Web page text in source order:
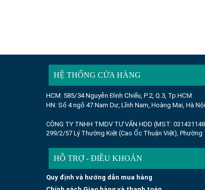
HỆ THỐNG CỬA HÀNG
HCM: 585/34 Nguyễn Đình Chiểu, P.2, Q.3, Tp.HCM
HN: Số 4 ngõ 47 Nam Dư, Lĩnh Nam, Hoàng Mai, Hà Nội
CÔNG TY TNHH TMDV TƯ VẤN HDD (MST:
299/2/57 Lý Thường Kiệt (Cao Ốc Thuận Việt), Phường
HỖ TRỢ - ĐIỀU KHOẢN
Quy định và hướng dẫn mua hàng